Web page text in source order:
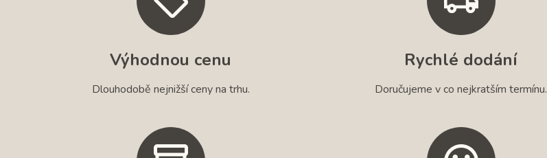
Výhodnou cenu
Dlouhodobě nejnižší ceny na trhu.
Rychlé dodání
Doručujeme v co nejkratším termínu.